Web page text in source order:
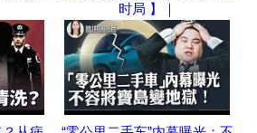
时局 】｜